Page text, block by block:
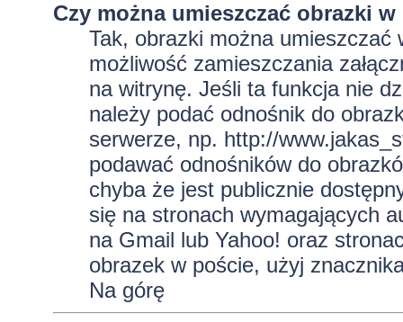
Czy można umieszczać obrazki
Tak, obrazki można umieszczać
możliwość zamieszczania
na witrynę. Jeśli ta funkcja nie
należy podać odnośnik do
serwerze, np. http://
podawać odnośników do
chyba że jest publicznie
się na stronach wymagających
na Gmail lub Yahoo! oraz
obrazek w poście, użyj
Na górę